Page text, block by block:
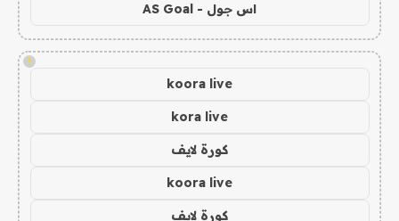
اس جول - AS Goal
!
koora live
kora live
كورة لايف
koora live
كورة لايف